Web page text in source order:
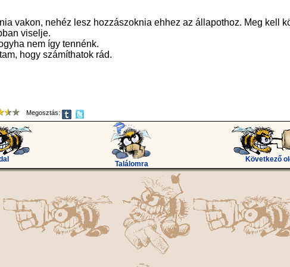
vakon, nehéz lesz hozzászoknia ehhez az állapothoz. Meg kell
viselje.
nem így tennénk.
hogy számíthatok rád.
Megosztás:
Találomra
Következő